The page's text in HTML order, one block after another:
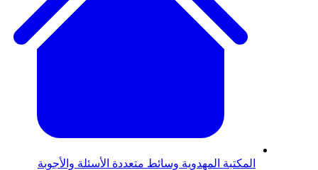
المهدويةوسائط متعددةالأسئلة والأجوبة